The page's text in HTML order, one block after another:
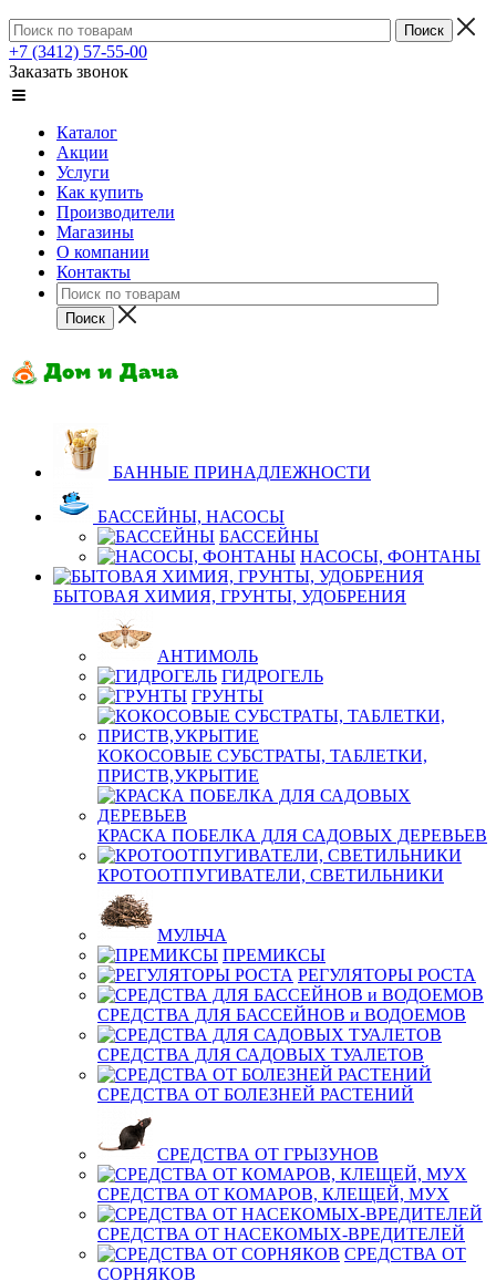
+7 (3412) 57-55-00
Заказать звонок
Каталог
Акции
Услуги
Как купить
Производители
Магазины
О компании
Контакты
БАННЫЕ ПРИНАДЛЕЖНОСТИ
БАССЕЙНЫ, НАСОСЫ
БАССЕЙНЫ
НАСОСЫ, ФОНТАНЫ
БЫТОВАЯ ХИМИЯ, ГРУНТЫ, УДОБРЕНИЯ
АНТИМОЛЬ
ГИДРОГЕЛЬ
ГРУНТЫ
КОКОСОВЫЕ СУБСТРАТЫ, ТАБЛЕТКИ,
ПРИСТВ,УКРЫТИЕ
КРАСКА ПОБЕЛКА ДЛЯ САДОВЫХ ДЕРЕВЬЕВ
КРОТООТПУГИВАТЕЛИ, СВЕТИЛЬНИКИ
МУЛЬЧА
ПРЕМИКСЫ
РЕГУЛЯТОРЫ РОСТА
СРЕДСТВА ДЛЯ БАССЕЙНОВ и ВОДОЕМОВ
СРЕДСТВА ДЛЯ САДОВЫХ ТУАЛЕТОВ
СРЕДСТВА ОТ БОЛЕЗНЕЙ РАСТЕНИЙ
СРЕДСТВА ОТ ГРЫЗУНОВ
СРЕДСТВА ОТ КОМАРОВ, КЛЕЩЕЙ, МУХ
СРЕДСТВА ОТ НАСЕКОМЫХ-ВРЕДИТЕЛЕЙ
СРЕДСТВА ОТ
СОРНЯКОВ